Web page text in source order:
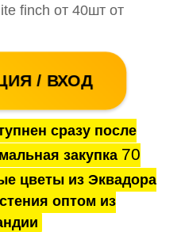
finch от 40шт от
/ ВХОД
сразу после
закупка 70
цветы из Эквадора
оптом из